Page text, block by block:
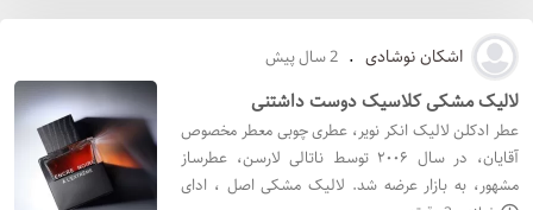
اشکان نوشادی . 2 سال پیش
لالیک مشکی کلاسیک دوست داشتنی
عطر ادکلن لالیک انکر نویر، عطری چوبی معطر مخصوص
آقایان، در سال ۲۰۰۶ توسط ناتالی لارسن، عطرساز
مشهور، به بازار عرضه شد. لالیک مشکی اصل ، ادای